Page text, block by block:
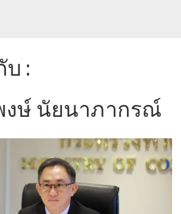
:
ษ์ นัยนาภากรณ์